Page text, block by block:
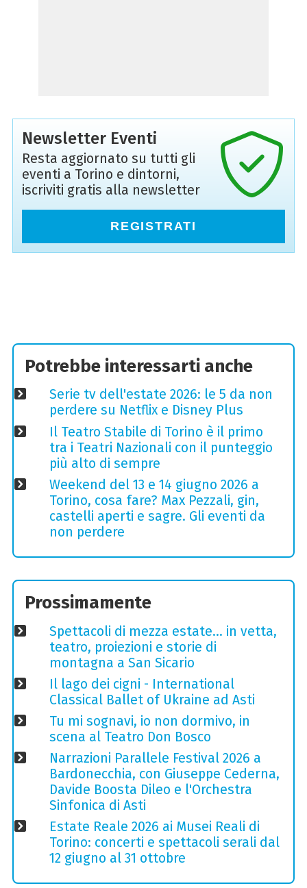
Newsletter Eventi
Resta aggiornato su tutti gli
eventi a Torino e dintorni,
iscriviti gratis alla newsletter
REGISTRATI
Potrebbe interessarti anche
Serie tv dell'estate 2026: le 5 da non
perdere su Netflix e Disney Plus
Il Teatro Stabile di Torino è il primo
tra i Teatri Nazionali con il punteggio
più alto di sempre
Weekend del 13 e 14 giugno 2026 a
Torino, cosa fare? Max Pezzali, gin,
castelli aperti e sagre. Gli eventi da
non perdere
Prossimamente
Spettacoli di mezza estate… in vetta,
teatro, proiezioni e storie di
montagna a San Sicario
Il lago dei cigni - International
Classical Ballet of Ukraine ad Asti
Tu mi sognavi, io non dormivo, in
scena al Teatro Don Bosco
Narrazioni Parallele Festival 2026 a
Bardonecchia, con Giuseppe Cederna,
Davide Boosta Dileo e l'Orchestra
Sinfonica di Asti
Estate Reale 2026 ai Musei Reali di
Torino: concerti e spettacoli serali dal
12 giugno al 31 ottobre